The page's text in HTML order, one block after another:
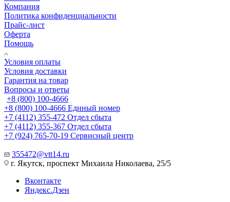
Компания
Политика конфиденциальности
Прайс-лист
Оферта
Помощь
Условия оплаты
Условия доставки
Гарантия на товар
Вопросы и ответы
+8 (800) 100-4666
+8 (800) 100-4666 Единый номер
+7 (4112) 355-472 Отдел сбыта
+7 (4112) 355-367 Отдел сбыта
+7 (924) 765-70-19 Сервисный центр
355472@vtt14.ru
г. Якутск, проспект Михаила Николаева, 25/5
Вконтакте
Яндекс.Дзен